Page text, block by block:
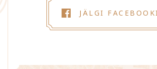
JÄLGI